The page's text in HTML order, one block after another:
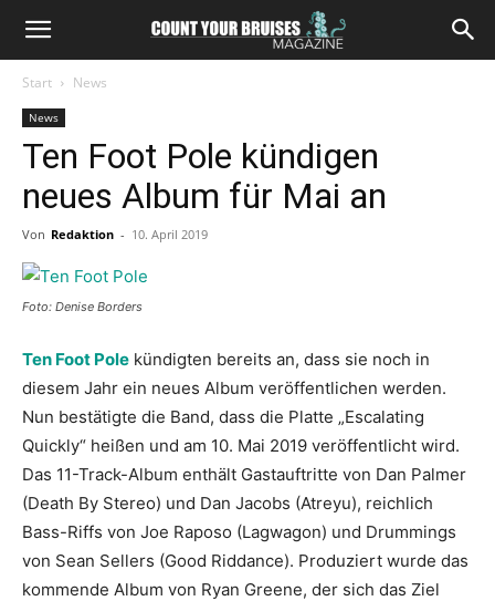
Start News
News
Ten Foot Pole kündigen
neues Album für Mai an
Von Redaktion - 10. April 2019
Foto: Denise Borders
Ten Foot Pole kündigten bereits an, dass sie noch in
diesem Jahr ein neues Album veröffentlichen werden.
Nun bestätigte die Band, dass die Platte „Escalating
Quickly“ heißen und am 10. Mai 2019 veröffentlicht wird.
Das 11-Track-Album enthält Gastauftritte von Dan Palmer
(Death By Stereo) und Dan Jacobs (Atreyu), reichlich
Bass-Riffs von Joe Raposo (Lagwagon) und Drummings
von Sean Sellers (Good Riddance). Produziert wurde das
kommende Album von Ryan Greene, der sich das Ziel